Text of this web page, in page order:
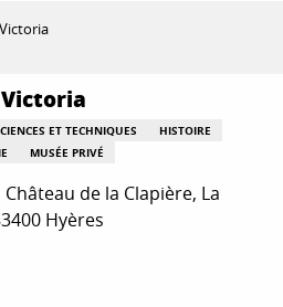
ET TECHNIQUES
HISTOIRE
MUSÉE PRIVÉ
de la Clapière, La
Hyères